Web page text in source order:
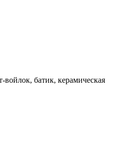
батик, керамическая